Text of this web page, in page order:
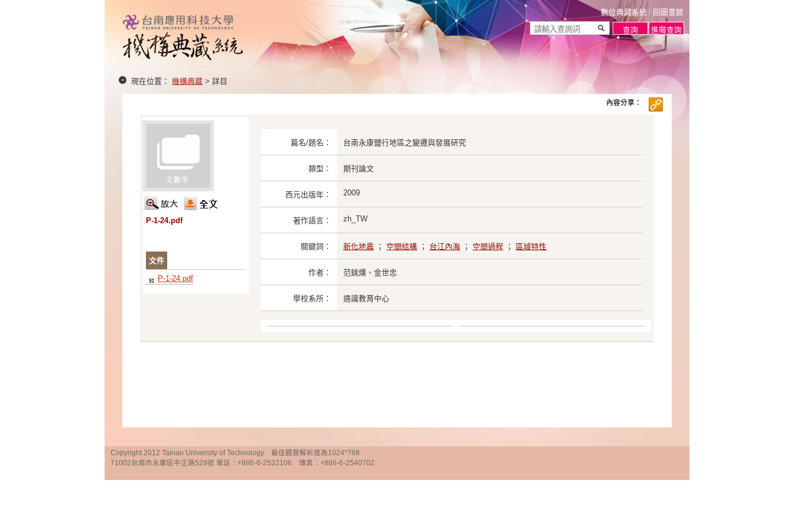
數位典藏系統 回圖書館
現在位置： 機構典藏 > 詳目
P-1-24.pdf
文件
P-1-24.pdf
篇名/題名： 台南永康鹽行地區之變遷與發展研究
類型： 期刊論文
西元出版年： 2009
著作語言： zh_TW
關鍵詞： 新化地震 ； 空間結構 ； 台江內海 ； 空間過程 ； 區域特性
作者： 范銚燻、金世忠
學校系所： 通識教育中心
內容分享：
Copyright 2012 Tainan University of Technology 最佳觀賞解析度為1024*768
71002台南市永康區中正路529號 電話：+886-6-2532106 傳真：+886-6-2540702